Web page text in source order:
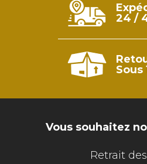
24 /
Sous
Vous souhaitez
Retrait des